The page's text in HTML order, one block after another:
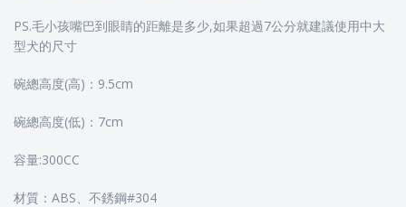
PS.毛小孩嘴巴到眼睛的距離是多少,如果超過7公分就建議使用中大
型犬的尺寸
碗總高度(高)：9.5cm
碗總高度(低)：7cm
容量:300CC
材質：ABS、不銹鋼#304